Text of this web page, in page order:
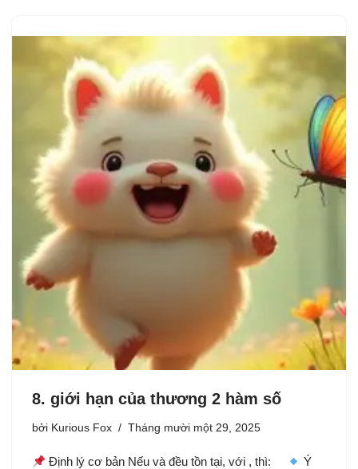
8. giới hạn của thương 2 hàm số
bởi Kurious Fox Tháng mười một 29, 2025
Định lý cơ bản Nếu và đều tồn tại, với , thì:
Ý